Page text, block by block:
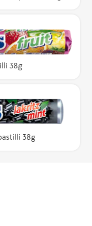
38g
38g